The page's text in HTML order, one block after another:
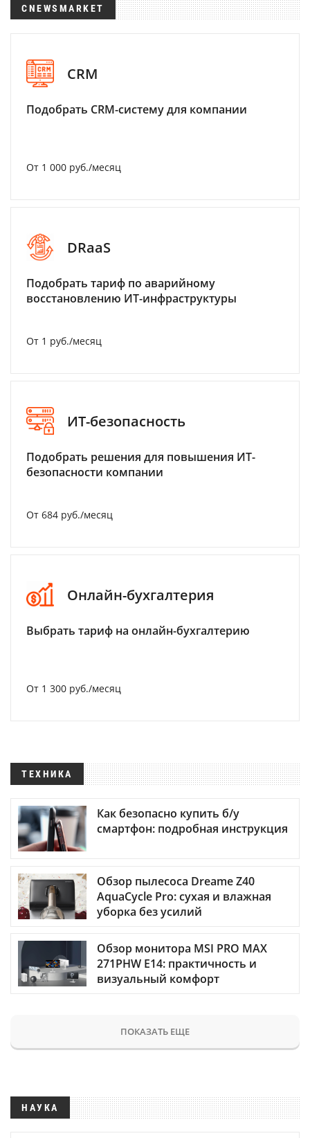
CNEWSMARKET
CRM
Подобрать CRM-систему для компании
От 1 000 руб./месяц
DRaaS
Подобрать тариф по аварийному
восстановлению ИТ-инфраструктуры
От 1 руб./месяц
ИТ-безопасность
Подобрать решения для повышения ИТ-
безопасности компании
От 684 руб./месяц
Онлайн-бухгалтерия
Выбрать тариф на онлайн-бухгалтерию
От 1 300 руб./месяц
ТЕХНИКА
Как безопасно купить б/у
смартфон: подробная инструкция
Обзор пылесоса Dreame Z40
AquaCycle Pro: сухая и влажная
уборка без усилий
Обзор монитора MSI PRO MAX
271PHW E14: практичность и
визуальный комфорт
ПОКАЗАТЬ ЕЩЕ
НАУКА